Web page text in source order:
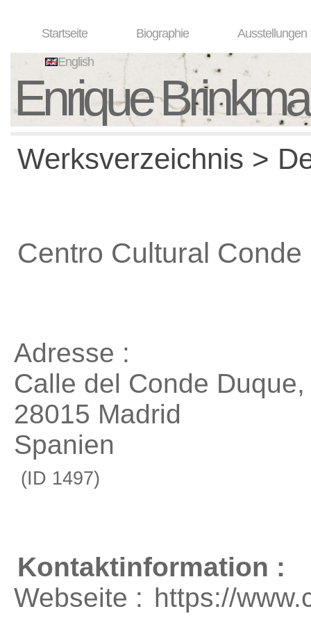
Startseite Biographie Ausstellungen
English
Enrique
Werksverzeichnis >
Centro Cultural Conde
Adresse :
Calle del Conde Duque,
28015 Madrid
Spanien
(ID 1497)
Kontaktinformation :
Webseite : https://